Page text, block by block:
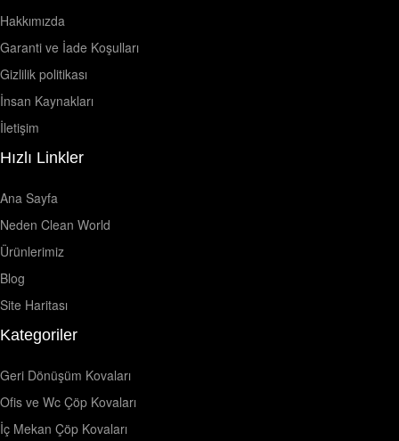
Hakkımızda
Garanti ve İade Koşulları
Gizlilik politikası
İnsan Kaynakları
İletişim
Hızlı Linkler
Ana Sayfa
Neden Clean World
Ürünlerimiz
Blog
Site Haritası
Kategoriler
Geri Dönüşüm Kovaları
Ofis ve Wc Çöp Kovaları
İç Mekan Çöp Kovaları